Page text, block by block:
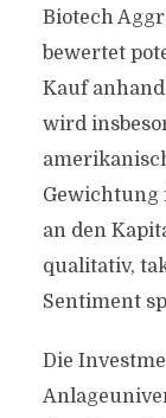
Biotech
bewertet
Kauf
wird
Gewichtung
an den
qualitativ,
Sentiment
Die